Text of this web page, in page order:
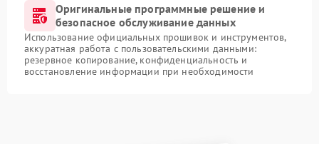
Оригинальные программные решение и
безопасное обслуживание данных
Использование официальных прошивок и инструментов,
аккуратная работа с пользовательскими данными:
резервное копирование, конфиденциальность и
восстановление информации при необходимости